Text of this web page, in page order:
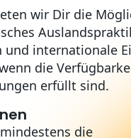
wir Dir die
und internationale
die
erfüllt sind.
die